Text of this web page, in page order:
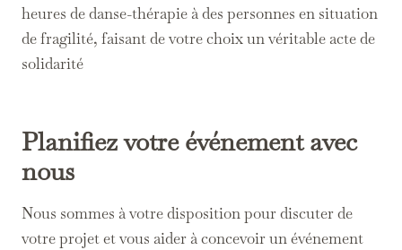
heures de danse-thérapie à des personnes en situation
de fragilité, faisant de votre choix un véritable acte de
solidarité
Planifiez votre événement avec
nous
Nous sommes à votre disposition pour discuter de
votre projet et vous aider à concevoir un événement